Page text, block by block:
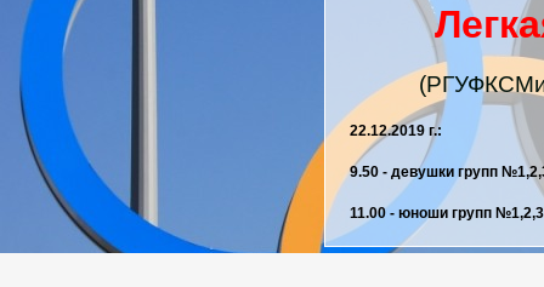
22.12.2019 г.:
9.50 - девушки групп
11.00 - юноши групп